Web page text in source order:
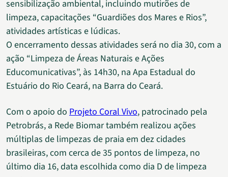
sensibilização ambiental, incluindo mutirões de
limpeza, capacitações “Guardiões dos Mares e Rios”,
atividades artísticas e lúdicas.
O encerramento dessas atividades será no dia 30, com a
ação “Limpeza de Áreas Naturais e Ações
Educomunicativas”, às 14h30, na Apa Estadual do
Estuário do Rio Ceará, na Barra do Ceará.
Com o apoio do Projeto Coral Vivo, patrocinado pela
Petrobrás, a Rede Biomar também realizou ações
múltiplas de limpezas de praia em dez cidades
brasileiras, com cerca de 35 pontos de limpeza, no
último dia 16, data escolhida como dia D de limpeza